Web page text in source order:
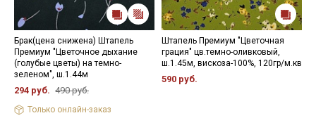
Брак(цена снижена) Штапель
Премиум "Цветочное дыхание
(голубые цветы) на темно-
зеленом", ш.1.44м
294 руб. 490 руб.
Только онлайн-заказ
Штапель Премиум "Цветочная
грация" цв.темно-оливковый,
ш.1.45м, вискоза-100%, 120гр/м.кв
590 руб.